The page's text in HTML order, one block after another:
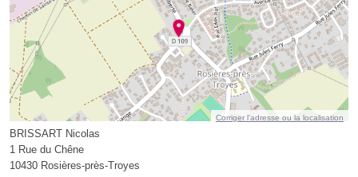
Corriger l’adresse ou la localisation
BRISSART Nicolas
1 Rue du Chêne
10430 Rosières-près-Troyes